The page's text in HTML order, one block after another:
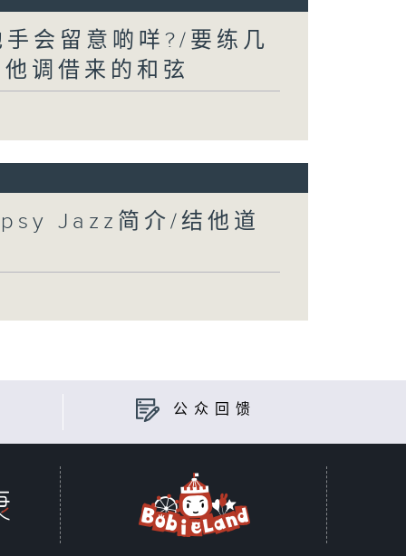
会留意啲咩?/要练几
调借来的和弦
Jazz简介/结他道
公众回馈